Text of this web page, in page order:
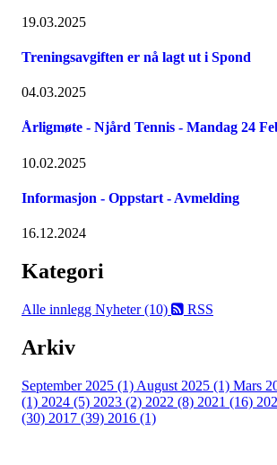
19.03.2025
Treningsavgiften er nå lagt ut i Spond
04.03.2025
Årligmøte - Njård Tennis - Mandag 24
10.02.2025
Informasjon - Oppstart - Avmelding
16.12.2024
Kategori
Alle innlegg Nyheter (10) RSS
Arkiv
September 2025 (1) August 2025 (1) Mars
(1) 2024 (5) 2023 (2) 2022 (8) 2021 (16)
(30) 2017 (39) 2016 (1)